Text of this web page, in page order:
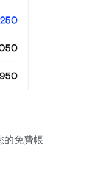
的免費帳